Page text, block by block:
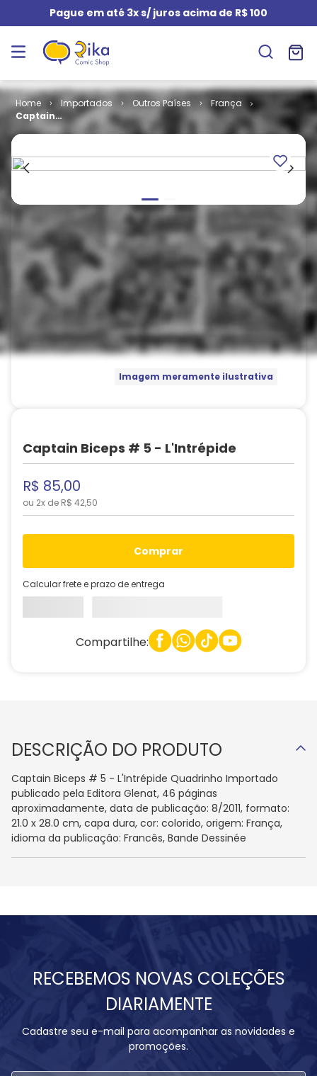
Pague em até 3x s/ juros acima de R$ 100
Importados Outros Países
França
Captain
Biceps # 5 -
Imagem meramente ilustrativa
Captain Biceps # 5 - L'Intrépide
R$ 85,00
ou 2x de R$ 42,50
comprar
Calcular frete e prazo de entrega
Compartilhe:
DESCRIÇÃO DO PRODUTO
Captain Biceps # 5 - L'Intrépide Quadrinho Importado
publicado pela Editora Glenat, 46 páginas
aproximadamente, data de publicação: 8/2011, formato:
21.0 x 28.0 cm, capa dura, cor: colorido, origem: França,
idioma da publicação: Francês, Bande Dessinée
RECEBEMOS NOVAS COLEÇÕES
DIARIAMENTE
Cadastre seu e-mail para acompanhar as novidades e
promoções.